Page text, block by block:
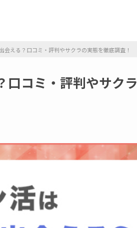
会える？口コミ・評判やサクラの実態を徹底調査！
口コミ・評判やサクラ